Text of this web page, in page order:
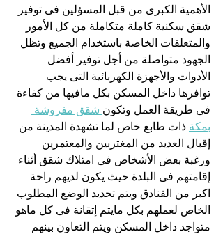
الأهمية الكبرى من قبل المسؤلين فى توفير
شقق سكنية كاملة متكاملة من كل الأمور
والمتعلقات الخاصة باستخدام الجميع وتظل
الجهود متواصلة من أجل توفير أفضل
الأدوات والأجهزة الكهربائية التى يجب
توافرها داخل المسكن بكل مافيها من كفاءة
فى طريقة العمل وتكون شقق مفروشة
بمكة ذات طابع خاص لما تشهدة المدينة من
إقبال العديد من المغتربين والمعتمرين
ورغبة بعض الأشخاص فى امتلاك شقق أثناء
إقامتهم فى البلدة حيث يكون لديهم راحة
اكبر من الفنادق ويتم تحديد الوضع المطلوب
الخاص لعملهم بكل مايتم إتقانة فى كل ماهو
متواجد داخل المسكن ويتم التعاون بينهم